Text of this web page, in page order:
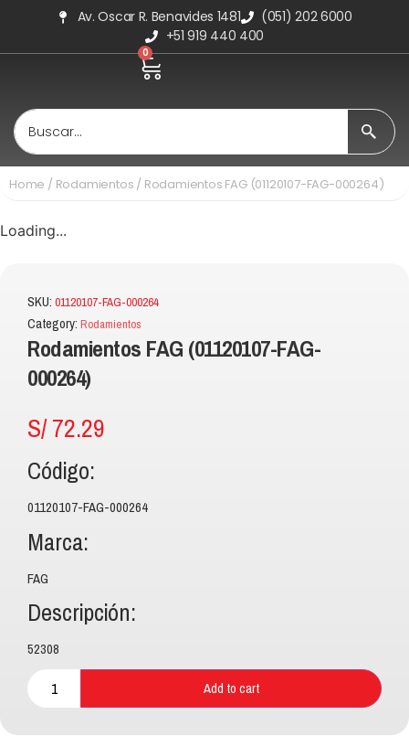
Av. Oscar R. Benavides 1481
(051) 202 6000
+51 919 440 400
0
Home / Rodamientos / Rodamientos FAG (01120107-FAG-000264)
Loading...
SKU: 01120107-FAG-000264
Category: Rodamientos
Rodamientos FAG (01120107-FAG-
000264)
S/72.29
Código:
01120107-FAG-000264
Marca:
FAG
Descripción:
52308
Add to cart